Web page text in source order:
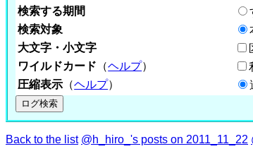
検索する期間
検索対象
大文字・小文字
ワイルドカード （ヘルプ）
圧縮表示 （ヘルプ）
Back to the list @h_hiro_'s posts on 2011_11_22